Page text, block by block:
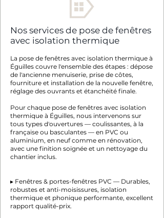
Nos services de pose de fenêtres
avec isolation thermique
La pose de fenêtres avec isolation thermique à
Éguilles couvre l'ensemble des étapes : dépose
de l'ancienne menuiserie, prise de côtes,
fourniture et installation de la nouvelle fenêtre,
réglage des ouvrants et étanchéité finale.
Pour chaque pose de fenêtres avec isolation
thermique à Éguilles, nous intervenons sur
tous types d'ouvertures — coulissantes, à la
française ou basculantes — en PVC ou
aluminium, en neuf comme en rénovation,
avec une finition soignée et un nettoyage du
chantier inclus.
▸ Fenêtres & portes-fenêtres PVC — Durables,
robustes et anti-moisissures, isolation
thermique et phonique performante, excellent
rapport qualité-prix.